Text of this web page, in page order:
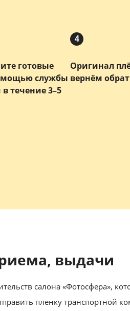
готовые
службы
течение 3–5
4
Оригинал
вернём
выдачи
салона «Фотосфера»,
пленку транспортной